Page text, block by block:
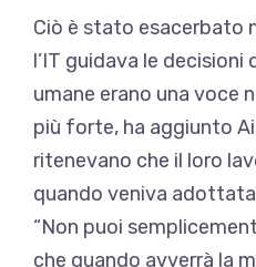
Ciò è stato esacerbato
l’IT guidava le decisioni
umane erano una voce
più forte, ha aggiunto
ritenevano che il loro
quando veniva
“Non puoi
che quando avverrà la